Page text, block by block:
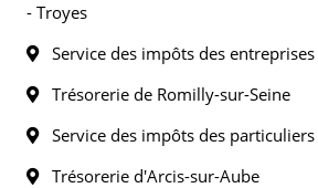
- Troyes
Service des impôts des entreprises
Trésorerie de Romilly-sur-Seine
Service des impôts des particuliers
Trésorerie d'Arcis-sur-Aube